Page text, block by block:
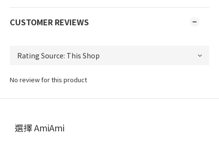
CUSTOMER REVIEWS
No review for this product
選擇 AmiAmi